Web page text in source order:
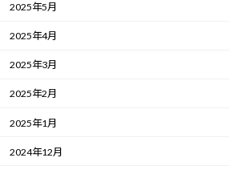
2025年5月
2025年4月
2025年3月
2025年2月
2025年1月
2024年12月